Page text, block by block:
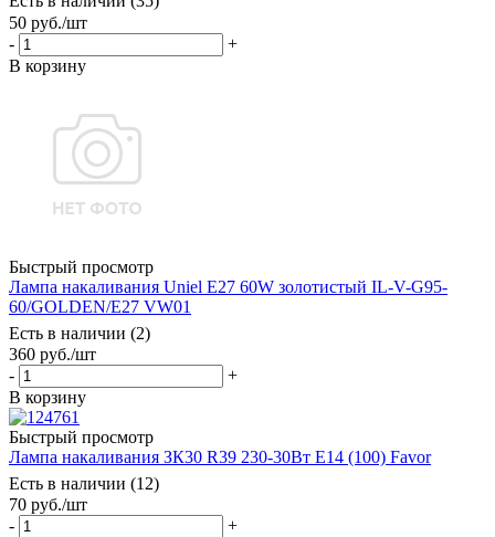
50 руб./шт
-
+
В корзину
Быстрый просмотр
Лампа накаливания Uniel E27 60W золотистый IL-V-G95-
60/GOLDEN/E27 VW01
Есть в наличии (2)
360 руб./шт
-
+
В корзину
Быстрый просмотр
Лампа накаливания ЗК30 R39 230-30Вт E14 (100) Favor
Есть в наличии (12)
70 руб./шт
-
+